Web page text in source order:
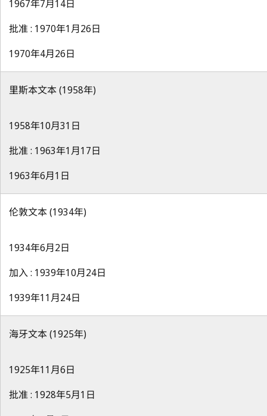
1967年7月14日
批准 : 1970年1月26日
1970年4月26日
里斯本文本 (1958年)
1958年10月31日
批准 : 1963年1月17日
1963年6月1日
伦敦文本 (1934年)
1934年6月2日
加入 : 1939年10月24日
1939年11月24日
海牙文本 (1925年)
1925年11月6日
批准 : 1928年5月1日